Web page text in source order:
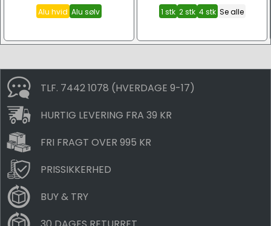
Alu hvid Alu sølv 1 stk 2 stk 4 stk Se alle
TLF. 7442 1078 (HVERDAGE 9-17)
HURTIG LEVERING FRA 39 KR
FRI FRAGT OVER 995 KR
PRISSIKKERHED
BUY & TRY